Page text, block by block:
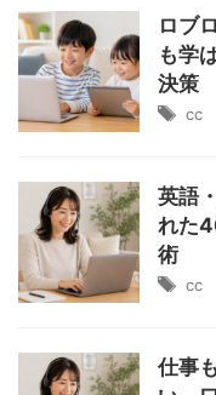
ロブ
も学
決策
cc
英語
れた
術
cc
仕事